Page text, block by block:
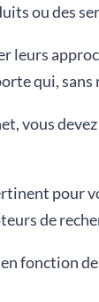
ou des
leurs
qui,
vous
pour
de
fonction